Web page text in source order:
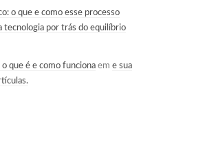
o que e como esse processo
tecnologia por trás do equilíbrio
que é e como funcionaem e sua